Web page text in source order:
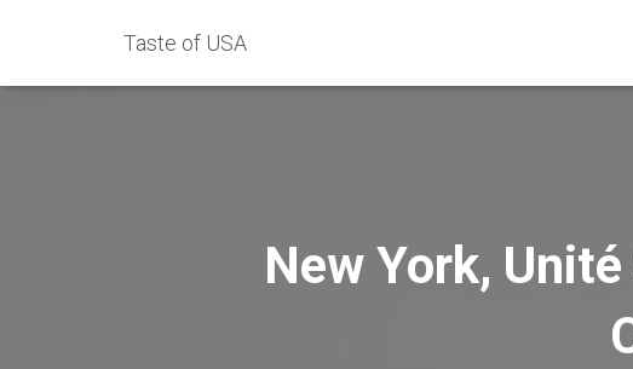
Taste of USA
New York,